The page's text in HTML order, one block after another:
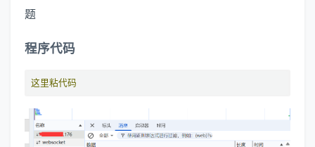
题
程序代码
这里粘代码